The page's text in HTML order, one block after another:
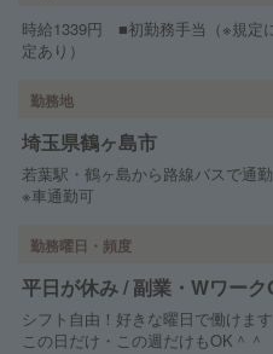
時給1339円 ■初勤務手当（※規定
定あり）
勤務地
埼玉県鶴ヶ島市
若葉駅・鶴ヶ島から路線バスで通
※車通勤可
勤務曜日・頻度
平日が休み / 副業・Wワーク
シフト自由！好きな曜日で働けます
この日だけ・この週だけもOK＾＾